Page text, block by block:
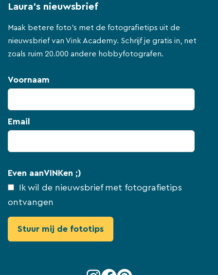
Laura's nieuwsbrief
Maak betere foto's met de fotografietips uit de
nieuwsbrief van Vink Academy. Schrijf je gratis in, net
zoals ruim 20.000 andere hobbyfotografen.
Voornaam
Email
Even aanVINKen ;)
Ik wil de nieuwsbrief met fotografietips
ontvangen